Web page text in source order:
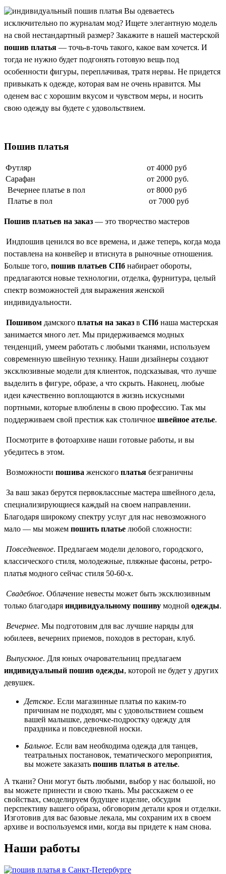
Вы одеваетесь
исключительно по журналам мод? Ищете элегантную модель
на свой нестандартный размер? Закажите в нашей мастерской
пошив платья — точь-в-точь такого, какое вам хочется. И
тогда не нужно будет подгонять готовую вещь под
особенности фигуры, переплачивая, тратя нервы. Не придется
привыкать к одежде, которая вам не очень нравится. Мы
оденем вас с хорошим вкусом и чувством меры, и носить
свою одежду вы будете с удовольствием.
Пошив платья
Футляр
от 4000 руб
Сарафан
от 2000 руб.
Вечернее платье в пол
от 8000 руб
Платье в пол
от 7000 руб
Пошив платьев на заказ — это творчество мастеров
Индпошив ценился во все времена, и даже теперь, когда мода
поставлена на конвейер и втиснута в рыночные отношения.
Больше того, пошив платьев СПб набирает обороты,
предлагаются новые технологии, отделка, фурнитура, целый
спектр возможностей для выражения женской
индивидуальности.
Пошивом дамского платья на заказ в СПб наша мастерская
занимается много лет. Мы придерживаемся модных
тенденций, умеем работать с любыми тканями, используем
современную швейную технику. Наши дизайнеры создают
эксклюзивные модели для клиенток, подсказывая, что лучше
выделить в фигуре, образе, а что скрыть. Наконец, любые
идеи качественно воплощаются в жизнь искусными
портными, которые влюблены в свою профессию. Так мы
поддерживаем свой престиж как столичное швейное ателье.
Посмотрите в фотоархиве наши готовые работы, и вы
убедитесь в этом.
Возможности пошива женского платья безграничны
За ваш заказ берутся первоклассные мастера швейного дела,
специализирующиеся каждый на своем направлении.
Благодаря широкому спектру услуг для нас невозможного
мало — мы можем пошить платье любой сложности:
Повседневное. Предлагаем модели делового, городского,
классического стиля, молодежные, пляжные фасоны, ретро-
платья модного сейчас стиля 50-60-х.
Свадебное. Облачение невесты может быть эксклюзивным
только благодаря индивидуальному пошиву модной одежды.
Вечернее. Мы подготовим для вас лучшие наряды для
юбилеев, вечерних приемов, походов в ресторан, клуб.
Выпускное. Для юных очаровательниц предлагаем
индивидуальный пошив одежды, которой не будет у других
девушек.
Детское. Если магазинные платья по каким-то
причинам не подходят, мы с удовольствием сошьем
вашей малышке, девочке-подростку одежду для
праздника и повседневной носки.
Бальное. Если вам необходима одежда для танцев,
театральных постановок, тематического мероприятия,
вы можете заказать пошив платья в ателье.
А ткани? Они могут быть любыми, выбор у нас большой, но
вы можете принести и свою ткань. Мы расскажем о ее
свойствах, смоделируем будущее изделие, обсудим
перспективу вашего образа, обговорим детали кроя и отделки.
Изготовив для вас базовые лекала, мы сохраним их в своем
архиве и воспользуемся ими, когда вы придете к нам снова.
Наши работы